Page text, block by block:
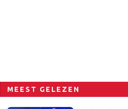
MEEST GELEZEN